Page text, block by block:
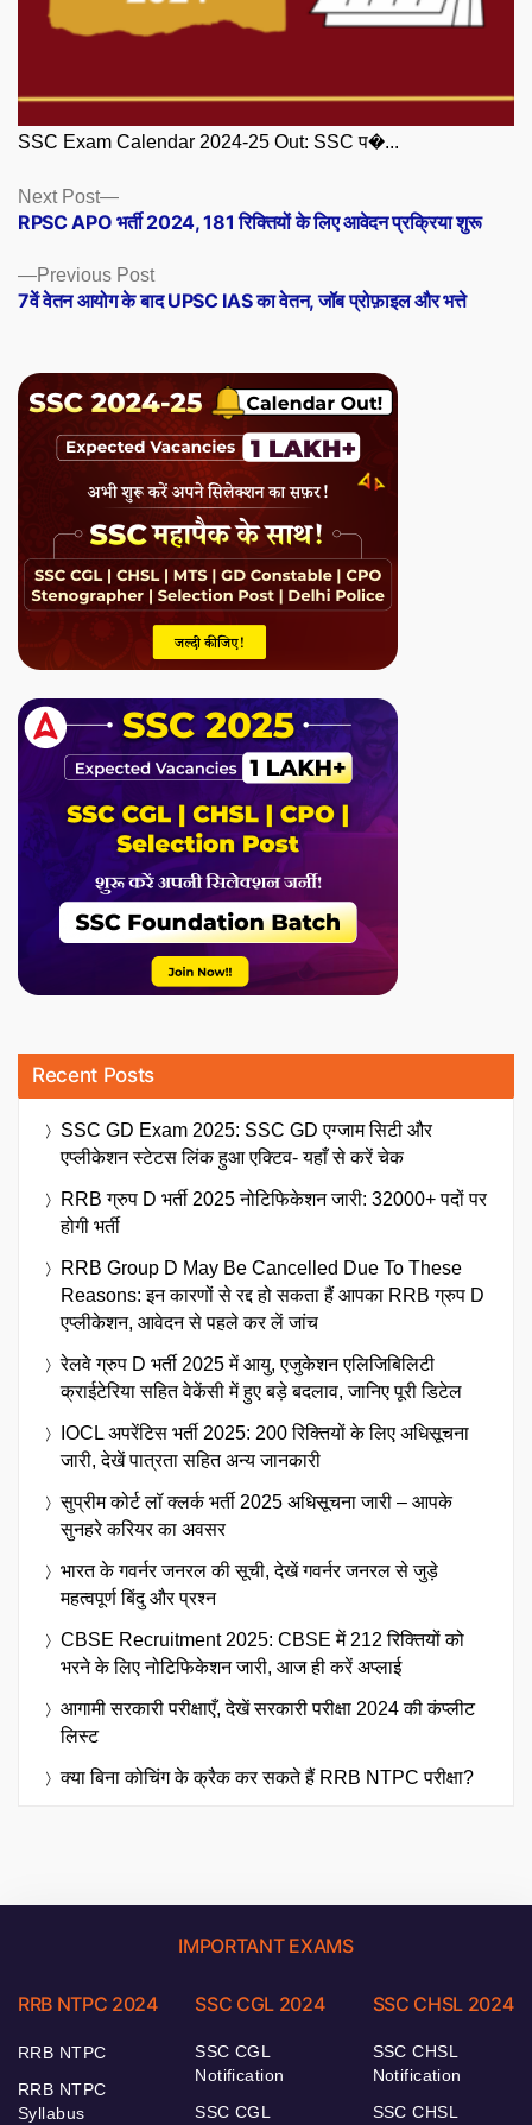
SSC Exam Calendar 2024-25 Out: SSC प�...
Posts
navigation
Previous PostPrevious
post:
7वें वेतन आयोग के बाद UPSC IAS का वेतन, जॉब प्रोफ़ाइल और भत्ते
Next Post
Next
post:
RPSC APO भर्ती 2024, 181 रिक्तियों के लिए आवेदन प्रक्रिया शुरू
Recent Posts
SSC GD Exam 2025: SSC GD एग्जाम सिटी और
एप्लीकेशन स्टेटस लिंक हुआ एक्टिव- यहाँ से करें चेक
RRB ग्रुप D भर्ती 2025 नोटिफिकेशन जारी: 32000+ पदों पर
होगी भर्ती
RRB Group D May Be Cancelled Due To These
Reasons: इन कारणों से रद्द हो सकता हैं आपका RRB ग्रुप D
एप्लीकेशन, आवेदन से पहले कर लें जांच
रेलवे ग्रुप D भर्ती 2025 में आयु, एजुकेशन एलिजिबिलिटी
क्राईटेरिया सहित वेकेंसी में हुए बड़े बदलाव, जानिए पूरी डिटेल
IOCL अपरेंटिस भर्ती 2025: 200 रिक्तियों के लिए अधिसूचना
जारी, देखें पात्रता सहित अन्य जानकारी
सुप्रीम कोर्ट लॉ क्लर्क भर्ती 2025 अधिसूचना जारी – आपके
सुनहरे करियर का अवसर
भारत के गवर्नर जनरल की सूची, देखें गवर्नर जनरल से जुड़े
महत्वपूर्ण बिंदु और प्रश्न
CBSE Recruitment 2025: CBSE में 212 रिक्तियों को
भरने के लिए नोटिफिकेशन जारी, आज ही करें अप्लाई
आगामी सरकारी परीक्षाएँ, देखें सरकारी परीक्षा 2024 की कंप्लीट
लिस्ट
क्या बिना कोचिंग के क्रैक कर सकते हैं RRB NTPC परीक्षा?
IMPORTANT EXAMS
RRB NTPC 2024
RRB NTPC
RRB NTPC
Syllabus
SSC CGL 2024
SSC CGL
Notification
SSC CGL
SSC CHSL 2024
SSC CHSL
Notification
SSC CHSL